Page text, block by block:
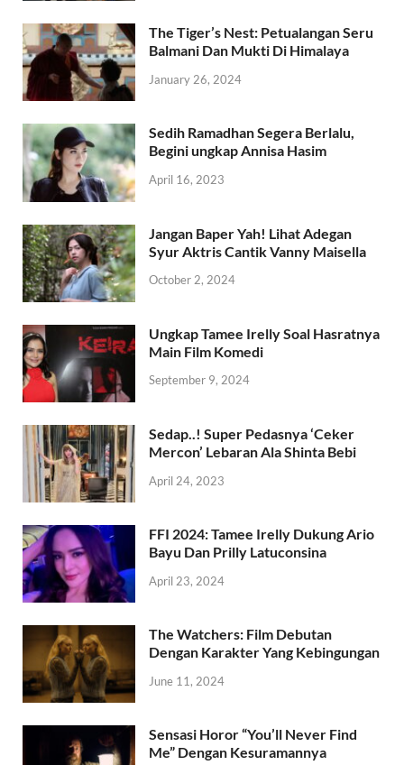
The Tiger’s Nest: Petualangan Seru
Balmani Dan Mukti Di Himalaya
January 26, 2024
Sedih Ramadhan Segera Berlalu,
Begini ungkap Annisa Hasim
April 16, 2023
Jangan Baper Yah! Lihat Adegan
Syur Aktris Cantik Vanny Maisella
October 2, 2024
Ungkap Tamee Irelly Soal Hasratnya
Main Film Komedi
September 9, 2024
Sedap..! Super Pedasnya ‘Ceker
Mercon’ Lebaran Ala Shinta Bebi
April 24, 2023
FFI 2024: Tamee Irelly Dukung Ario
Bayu Dan Prilly Latuconsina
April 23, 2024
The Watchers: Film Debutan
Dengan Karakter Yang Kebingungan
June 11, 2024
Sensasi Horor “You’ll Never Find
Me” Dengan Kesuramannya